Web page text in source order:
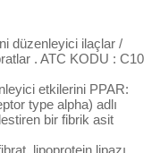
düzenleyici ilaçlar /
. ATC KODU : C10
etkilerini PPAR:
type alpha) adlı
bir fibrik asit
lipoprotein lipazı